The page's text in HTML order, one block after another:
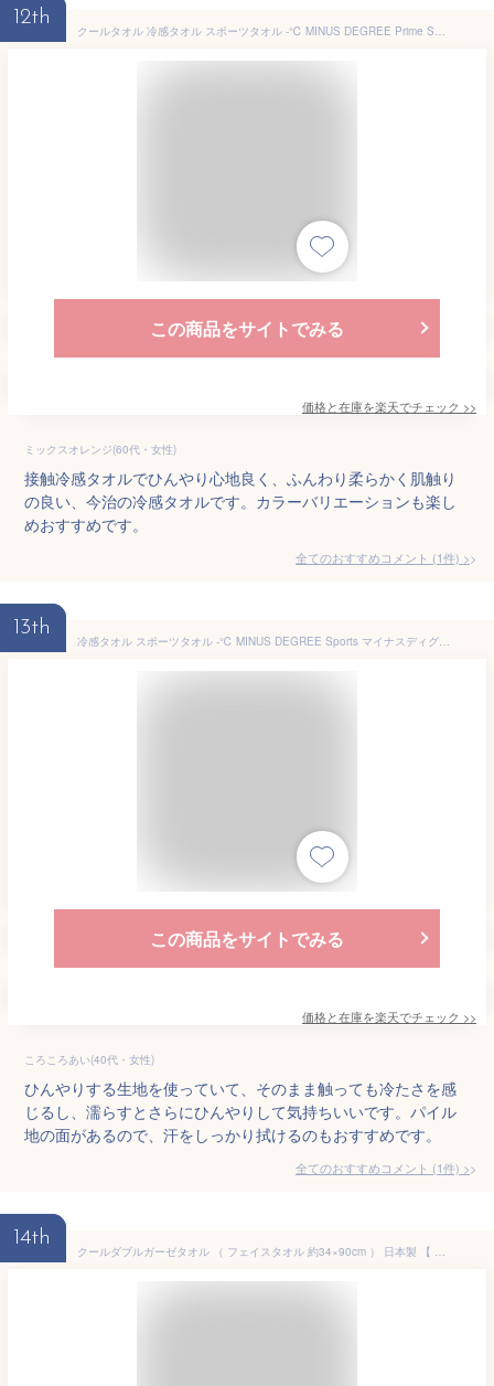
12th
クールタオル 冷感タオル スポーツタオル -℃ MINUS DEGREE Prime Sports マイナスディグリー プライム【今治タオル 冷却タオル ひんやりタオル フェイスタオル 涼感 おしゃれ ネッククーラー アウトドア 熱中症対策グッズ ひんやり 運動会 フェス 防災】
この商品をサイトでみる
価格と在庫を楽天でチェック >>
ミックスオレンジ(60代・女性)
接触冷感タオルでひんやり心地良く、ふんわり柔らかく肌触り
の良い、今治の冷感タオルです。カラーバリエーションも楽し
めおすすめです。
全てのおすすめコメント (1件) >
13th
冷感タオル スポーツタオル -℃ MINUS DEGREE Sports マイナスディグリー【今治タオル クール 100pecent 冷却タオル フェイスタオル 冷感 涼感 おしゃれ ネッククーラー アウトドア ひんやりグッズ 運動会 フェス 防災グッズ かわいい テレワーク 在宅】
この商品をサイトでみる
価格と在庫を楽天でチェック >>
ころころあい(40代・女性)
ひんやりする生地を使っていて、そのまま触っても冷たさを感
じるし、濡らすとさらにひんやりして気持ちいいです。パイル
地の面があるので、汗をしっかり拭けるのもおすすめです。
全てのおすすめコメント (1件) >
14th
クールダブルガーゼタオル （ フェイスタオル 約34×90cm ） 日本製 【 泉州タオル Wガーゼタオル COOL 冷感 ひんやりタオル 汗拭きタオル 手拭きタオル 接触冷感加工 無地カラー 】【 メール便 対応 】[M便 2/8]